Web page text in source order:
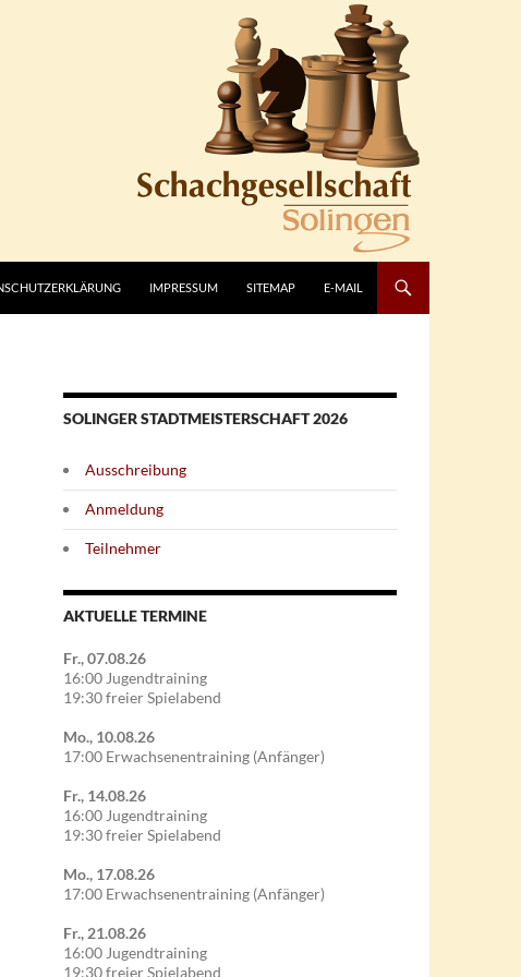
IMPRESSUM SITEMAP E-MAIL
SOLINGER STADTMEISTERSCHAFT 2026
Ausschreibung
Anmeldung
Teilnehmer
AKTUELLE TERMINE
Fr., 07.08.26
16:00 Jugendtraining
19:30 freier Spielabend
Mo., 10.08.26
17:00 Erwachsenentraining (Anfänger)
Fr., 14.08.26
16:00 Jugendtraining
19:30 freier Spielabend
Mo., 17.08.26
17:00 Erwachsenentraining (Anfänger)
Fr., 21.08.26
16:00 Jugendtraining
19:30 freier Spielabend